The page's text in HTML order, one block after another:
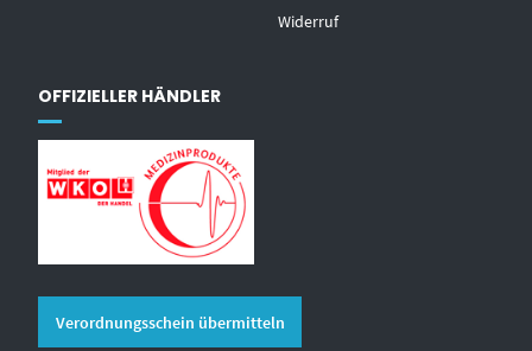
Widerruf
OFFIZIELLER HÄNDLER
Verordnungsschein übermitteln